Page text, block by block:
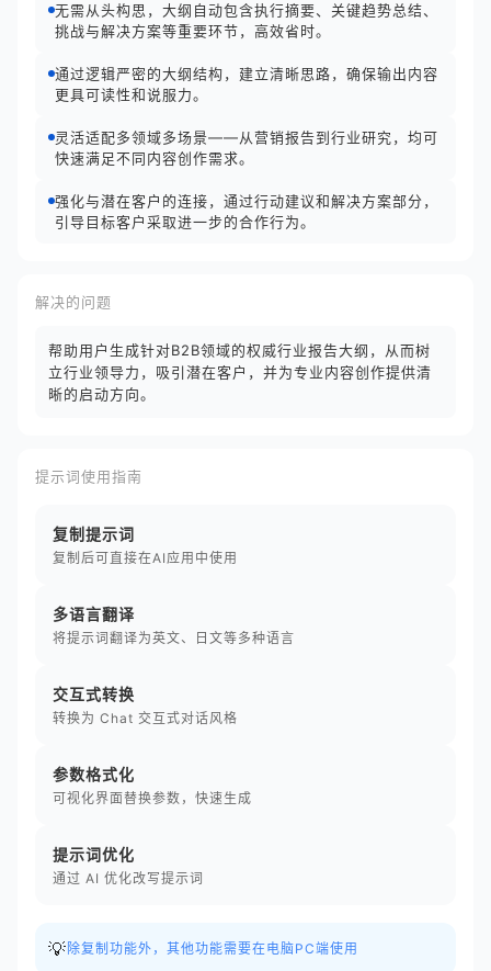
无需从头构思，大纲自动包含执行摘要、关键趋势总结、
挑战与解决方案等重要环节，高效省时。
通过逻辑严密的大纲结构，建立清晰思路，确保输出内容
更具可读性和说服力。
灵活适配多领域多场景——从营销报告到行业研究，均可
快速满足不同内容创作需求。
强化与潜在客户的连接，通过行动建议和解决方案部分，
引导目标客户采取进一步的合作行为。
解决的问题
帮助用户生成针对B2B领域的权威行业报告大纲，从而树
立行业领导力，吸引潜在客户，并为专业内容创作提供清
晰的启动方向。
提示词使用指南
复制提示词
复制后可直接在AI应用中使用
多语言翻译
将提示词翻译为英文、日文等多种语言
交互式转换
转换为 Chat 交互式对话风格
参数格式化
可视化界面替换参数，快速生成
提示词优化
通过 AI 优化改写提示词
💡 除复制功能外，其他功能需要在电脑PC端使用